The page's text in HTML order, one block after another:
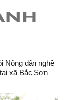
Nông dân nghề
xã Bắc Sơn